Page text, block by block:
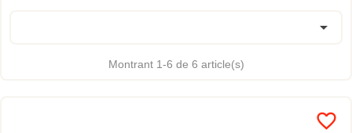

Montrant 1-6 de 6 article(s)
favorite_border